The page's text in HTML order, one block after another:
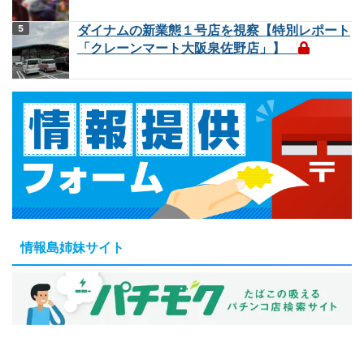
ダイナムの新業態１号店を視察【特別レポート
「クレーンマート大阪泉佐野店」】
情報島姉妹サイト